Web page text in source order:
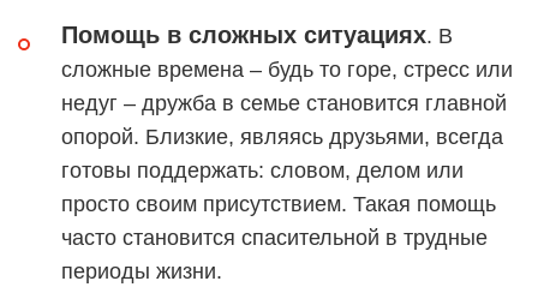
Помощь в сложных ситуациях. В
сложные времена – будь то горе, стресс или
недуг – дружба в семье становится главной
опорой. Близкие, являясь друзьями, всегда
готовы поддержать: словом, делом или
просто своим присутствием. Такая помощь
часто становится спасительной в трудные
периоды жизни.